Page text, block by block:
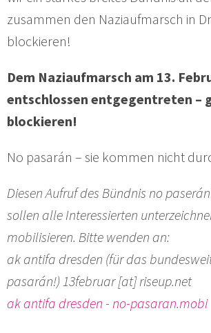
zusammen den Naziaufmarsch in
blockieren!
Dem Naziaufmarsch am 13.
entschlossen entgegentreten –
blockieren!
No pasarán – sie kommen nicht
Diesen Aufruf des Bündnis no
sollen alle Interessierten
mobilisieren. Bitte wenden an:
ak antifa dresden (für das
pasarán!) 13februar [at] riseup.net
ak antifa dresden - no-pasaran.mobi